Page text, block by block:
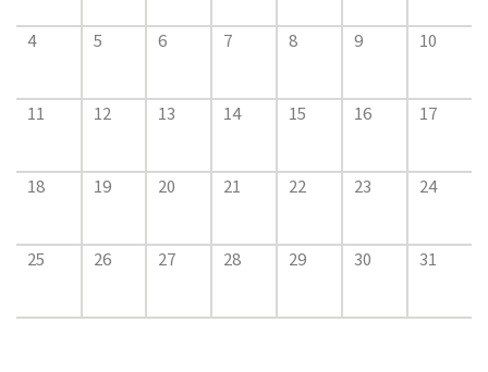
4 5 6 7 8 9 10
11 12 13 14 15 16 17
18 19 20 21 22 23 24
25 26 27 28 29 30 31